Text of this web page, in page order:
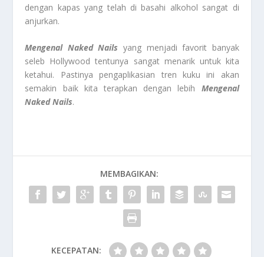
dengan kapas yang telah di basahi alkohol sangat di
anjurkan.
Mengenal Naked Nails yang menjadi favorit banyak
seleb Hollywood tentunya sangat menarik untuk kita
ketahui. Pastinya pengaplikasian tren kuku ini akan
semakin baik kita terapkan dengan lebih Mengenal
Naked Nails.
MEMBAGIKAN:
KECEPATAN: